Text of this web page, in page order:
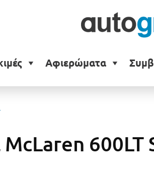
Αφιερώματα
600LT